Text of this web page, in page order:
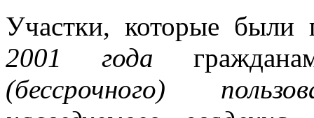
Участки, которые были
2001 года
(бессрочного)